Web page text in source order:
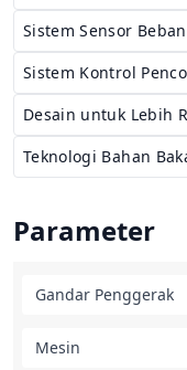
Sistem Sensor
Sistem Kontrol
Desain untuk Lebih
Teknologi Bahan
Parameter
Gandar Penggerak
Mesin